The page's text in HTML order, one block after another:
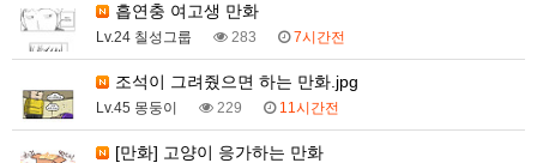
흡연충 여고생 만화
Lv.24 칠성그룹 283 7시간전
조석이 그려줬으면 하는 만화.jpg
Lv.45 몽둥이 229 11시간전
[만화] 고양이 응가하는 만화